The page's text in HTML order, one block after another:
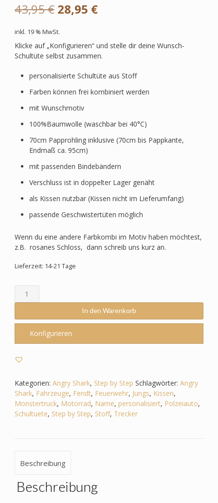
43,95€ Ursprünglicher
Preis
war:
43,95 €
28,95 €Aktueller
ist:
28,95 €.
inkl. 19 % MwSt.
Klicke auf „Konfigurieren“ und stelle dir deine Wunsch-
Schultüte selbst zusammen.
personalisierte Schultüte aus Stoff
Farben können frei kombiniert werden
mit Wunschmotiv
100%Baumwolle (waschbar bei 40°C)
70cm Papprohling inklusive (70cm bis Pappkante,
Endmaß ca. 95cm)
mit passenden Bindebändern
Verschluss ist in doppelter Lager genäht
als Kissen nutzbar (Kissen nicht im Lieferumfang)
passende Geschwistertüten möglich
Wenn du eine andere Farbkombi im Motiv haben möchtest,
z.B. rosanes Schloss, dann schreib uns kurz an.
Lieferzeit: 14-21 Tage
Schultüte
passend
Step
Step
Angry
-
Fahrzeuge,
Polizeiauto,
Feuerwehr,
In den Warenkorb
Konfigurieren
Kategorien: Angry Shark, Step by Step Schlagwörter: Angry
Shark, Fahrzeuge, Fendt, Feuerwehr, Jungs, Kissen,
Monstertruck, Motorrad, Name, personalisiert, Polzeiauto,
Schultuete, Step by Step, Stoff, Trecker
Beschreibung
Beschreibung